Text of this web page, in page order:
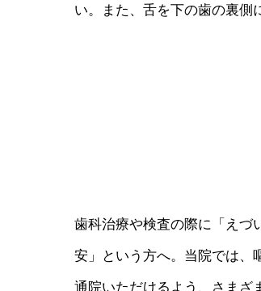
い。また、舌を下の歯の裏側
歯科治療や検査の際に「えづ
安」という方へ。当院では、
通院いただけるよう、さまざ